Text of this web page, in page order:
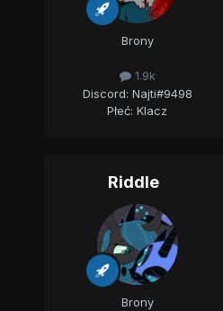
Brony
1.9k
Discord: Najti#9498
Płeć: Klacz
Riddle
Brony